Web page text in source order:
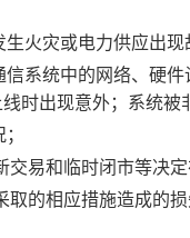
火灾或电力供应出
系统中的网络、硬
时出现意外；系统
交易和临时闭市等决
取的相应措施造成的